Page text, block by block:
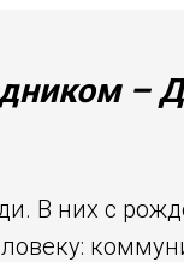
–
В них с